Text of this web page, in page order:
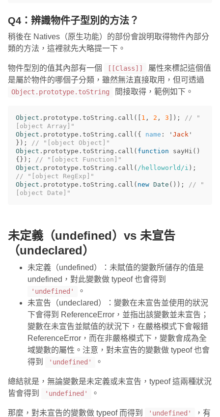
Q4：辨識物件子型別的方法？
稍後在 Natives（原生功能）的部份會說明取得物件內部分
類的方法，這裡就先大略提一下。
物件型別的值其內部有一個 [[Class]]
屬性來標記這個值
是屬於物件的哪個子分類，雖然無法直接取用，但可透過
Object.prototype.toString 間接取得，範例如下。
Object . prototype . toString . call ([ 1 , 2 , 3 ]);
// "
[object Array]"
Object . prototype . toString . call ({ name : ' Jack '
});
// "[object Object]"
Object . prototype . toString . call ( function sayHi ()
{});
// "[object Function]"
Object . prototype . toString . call ( /helloworld/i );
// "[object RegExp]"
Object . prototype . toString . call ( new Date ());
// "
[object Date]"
未定義（undefined）vs 未宣告
（undeclared）
未定義（undefined）：未賦值的變數所儲存的值是
undefined，對此變數做 typeof 也會得到
'undefined'
。
未宣告（undeclared）：變數在未宣告並使用的狀況
下會得到 ReferenceError，並指出該變數並未宣告；
變數在未宣告並賦值的狀況下，在嚴格模式下會報錯
ReferenceError，而在非嚴格模式下，變數會成為全
域變數的屬性。注意，對未宣告的變數做 typeof 也會
得到
'undefined' 。
總結就是，無論變數是未定義或未宣告，typeof 這兩種狀況
皆會得到
'undefined' 。
那麼，對未宣告的變數做 typeof 而得到 'undefined' ，有